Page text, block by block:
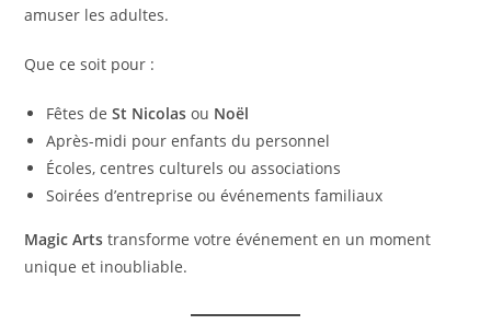
amuser les adultes.
Que ce soit pour :
Fêtes deSt Nicolas ou Noël
Après-midi pour enfants du personnel
Écoles, centres culturels ou associations
Soirées d’entreprise ou événements familiaux
Magic Arts transforme votre événement en un moment
unique et inoubliable.